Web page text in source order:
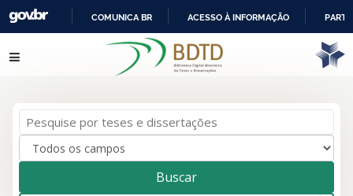
IR
PARA
COMUNICA BR ACESSO À INFORMAÇÃO
Pular para o conteúdo
Buscar